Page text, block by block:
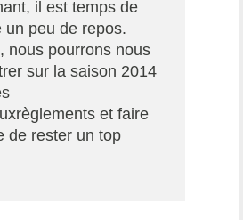
il est temps de
un peu de repos.
nous pourrons nous
sur la saison 2014
et faire
de rester un top